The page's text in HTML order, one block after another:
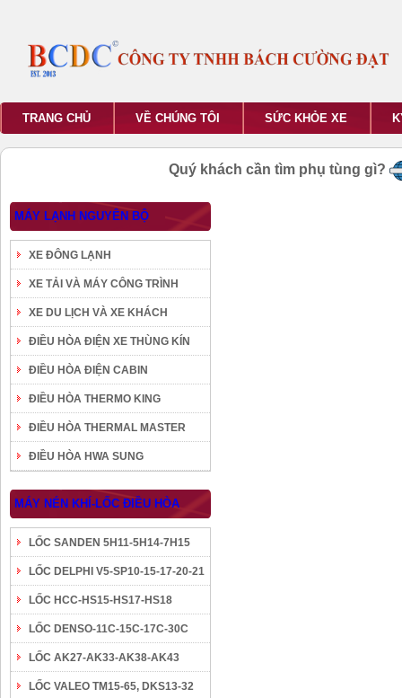
TRANG CHỦ VỀ CHÚNG TÔI SỨC KHỎE XE
Quý khách cần tìm phụ tùng gì?
MÁY LẠNH NGUYÊN BỘ
XE ĐÔNG LẠNH
XE TẢI VÀ MÁY CÔNG TRÌNH
XE DU LỊCH VÀ XE KHÁCH
ĐIỀU HÒA ĐIỆN XE THÙNG KÍN
ĐIỀU HÒA ĐIỆN CABIN
ĐIỀU HÒA THERMO KING
ĐIỀU HÒA THERMAL MASTER
ĐIỀU HÒA HWA SUNG
MÁY NÉN KHÍ-LỐC ĐIỀU HÒA
LỐC SANDEN 5H11-5H14-7H15
LỐC DELPHI V5-SP10-15-17-20-21
LỐC HCC-HS15-HS17-HS18
LỐC DENSO-11C-15C-17C-30C
LỐC AK27-AK33-AK38-AK43
LỐC VALEO TM15-65, DKS13-32